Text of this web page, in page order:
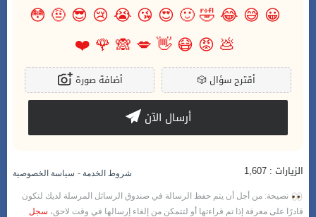
😀
😅
😂
🤣
🙂
😍
😘
😭
😢
😎
🤨
😳
💩
😡
😷
👋
💋
🙈
🌹
❤️
🎲أقترح سؤال أضافة صورة
أرسال الآن
الزيارات : 1,607 شروط الخدمة - سياسة الخصوصية
نصيحة: من أجل أن يتم حفظ الرسالة في صندوق الرسائل المرسلة لديك لتكون
قادرًا على معرفة إذا تم قراءتها أو لتتمكن من إلغاء إرسالها في وقت لاحق، سجل